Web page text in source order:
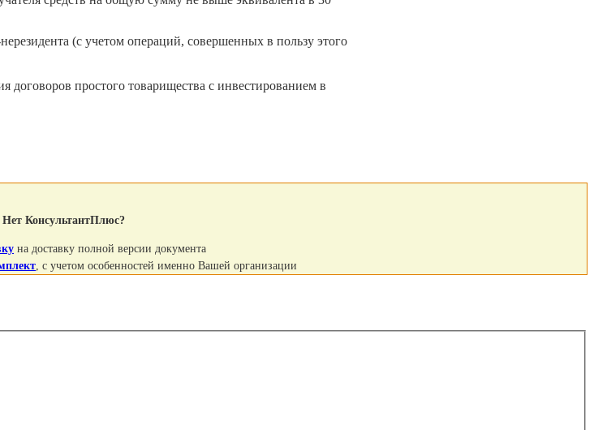
(с учетом операций, совершенных в пользу этого
договоров простого товарищества с инвестированием в
Нет КонсультантПлюс?
на доставку полной версии документа
, с учетом особенностей именно Вашей организации